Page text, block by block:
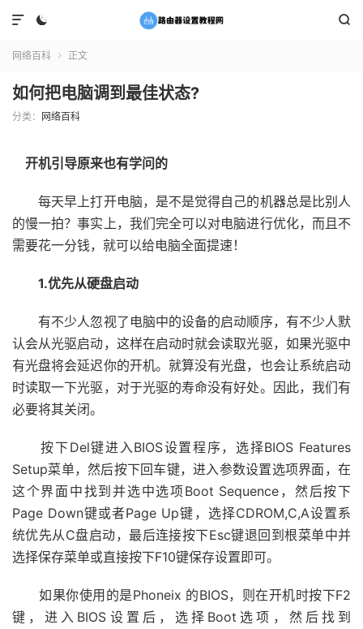
 

网络百科  正文
如何把电脑调到最佳状态?
分类： 网络百科
开机引导原来也有学问的
每天早上打开电脑，是不是觉得自己的机器总是比别人
的慢一拍？事实上，我们完全可以对电脑进行优化，而且不
需要花一分钱，就可以给电脑全面提速！
1.优先从硬盘启动
有不少人忽视了电脑中的设备的启动顺序，有不少人默
认会从光驱启动，这样在启动时就会读取光驱，如果光驱中
有光盘将会延迟你的开机。就算没有光盘，也会让系统启动
时读取一下光驱，对于光驱的寿命没有好处。因此，我们有
必要将其关闭。
按下Del键进入BIOS设置程序，选择BIOS Features
Setup菜单，然后按下回车键，进入参数设置选项界面，在
这个界面中找到并选中选项Boot Sequence，然后按下
Page Down键或者Page Up键，选择CDROM,C,A设置系
统优先从C盘启动，最后连接按下Esc键退回到根菜单中并
选择保存菜单或直接按下F10键保存设置即可。
如果你使用的是Phoneix 的BIOS，则在开机时按下F2
键，进入BIOS设置后，选择Boot选项，然后找到